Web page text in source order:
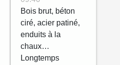
matières
brutes et
palettes
modernes
Bois brut, béton
ciré, acier patiné,
enduits à la
chaux…
Longtemps